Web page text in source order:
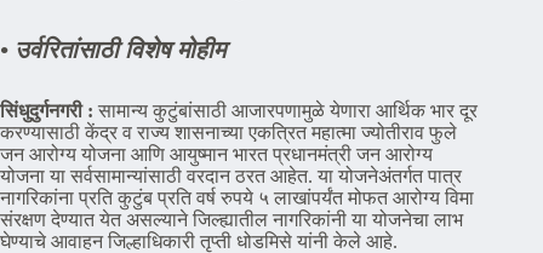
• उर्वरितांसाठी विशेष मोहीम
सिंधुदुर्गनगरी : सामान्य कुटुंबांसाठी आजारपणामुळे येणारा आर्थिक भार दूर
करण्यासाठी केंद्र व राज्य शासनाच्या एकत्रित महात्मा ज्योतीराव फुले
जन आरोग्य योजना आणि आयुष्मान भारत प्रधानमंत्री जन आरोग्य
योजना या सर्वसामान्यांसाठी वरदान ठरत आहेत. या योजनेअंतर्गत पात्र
नागरिकांना प्रति कुटुंब प्रति वर्ष रुपये ५ लाखांपर्यंत मोफत आरोग्य विमा
संरक्षण देण्यात येत असल्याने जिल्ह्यातील नागरिकांनी या योजनेचा लाभ
घेण्याचे आवाहन जिल्हाधिकारी तृप्ती धोडमिसे यांनी केले आहे.